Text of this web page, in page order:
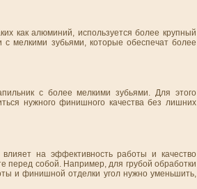
как алюминий, используется более крупный
мелкими зубьями, которые обеспечат более
с более мелкими зубьями. Для этого
нужного финишного качества без лишних
на эффективность работы и качество
перед собой. Например, для грубой обработки
и финишной отделки угол нужно уменьшить,